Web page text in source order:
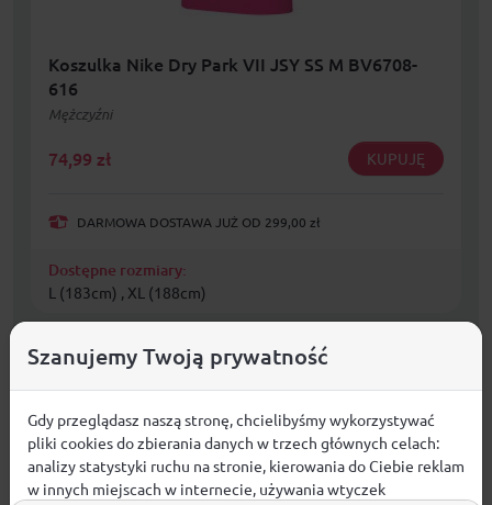
Koszulka Nike Dry Park VII JSY SS M BV6708-
616
Mężczyźni
74,99 zł KUPUJĘ
DARMOWA DOSTAWA JUŻ OD 299,00 zł
Dostępne rozmiary:
L (183cm) , XL (188cm)
Szanujemy Twoją prywatność
Gdy przeglądasz naszą stronę, chcielibyśmy wykorzystywać
pliki cookies do zbierania danych w trzech głównych celach:
analizy statystyki ruchu na stronie, kierowania do Ciebie reklam
w innych miejscach w internecie, używania wtyczek